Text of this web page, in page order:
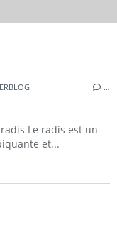
…
Le radis est un
et...